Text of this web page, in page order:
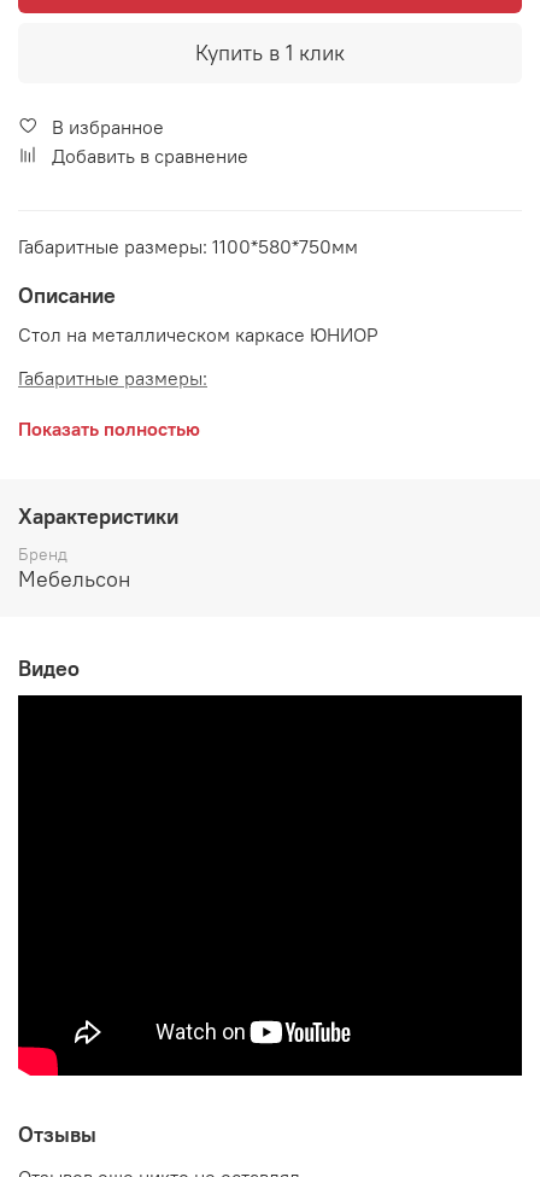
Купить в 1 клик
В избранное
Добавить в сравнение
Габаритные размеры: 1100*580*750мм
Описание
Стол на металлическом каркасе ЮНИОР
Габаритные размеры:
длина 1100 мм
высота 750 мм
Цвет:
Мебельная фабрика МЕБЕЛЬСОН (MEBELSON)
Показать полностью
Характеристики
Бренд
Мебельсон
Видео
Отзывы